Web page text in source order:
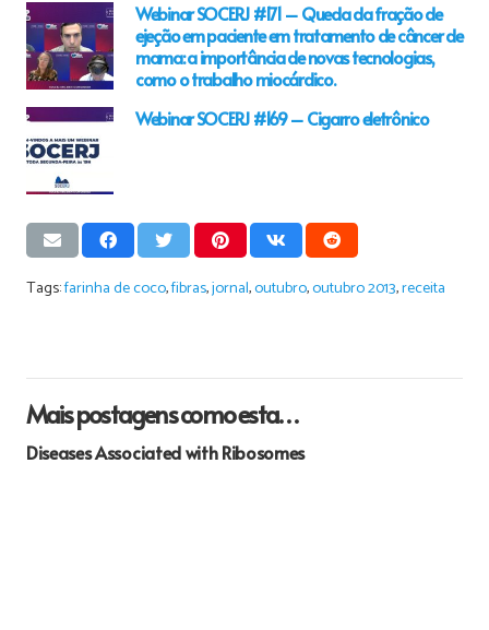
Webinar SOCERJ #171 – Queda da fração de
ejeção em paciente em tratamento de câncer de
mama: a importância de novas tecnologias,
como o trabalho miocárdico.
Webinar SOCERJ #169 – Cigarro eletrônico
Tags:farinha de coco,fibras,jornal,outubro,outubro 2013,receita
Mais postagens como esta…
Specialized producing help | structure custom essay,